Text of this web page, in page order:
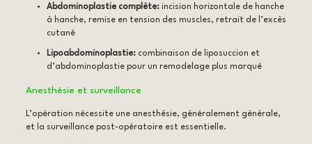
Abdominoplastie complète:incision horizontale de hanche
à hanche, remise en tension des muscles, retrait de l’excès
cutané
Lipoabdominoplastie:combinaison de liposuccion et
d’abdominoplastie pour un remodelage plus marqué
Anesthésie et surveillance
L’opération nécessite une anesthésie, généralement générale,
et la surveillance post-opératoire est essentielle.